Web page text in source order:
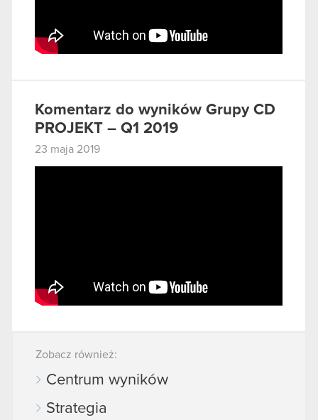
Komentarz do wyników Grupy CD
PROJEKT – Q1 2019
23 maja 2019
Zobacz również:
Centrum wyników
Strategia